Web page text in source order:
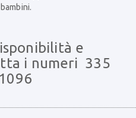
e
i numeri 335